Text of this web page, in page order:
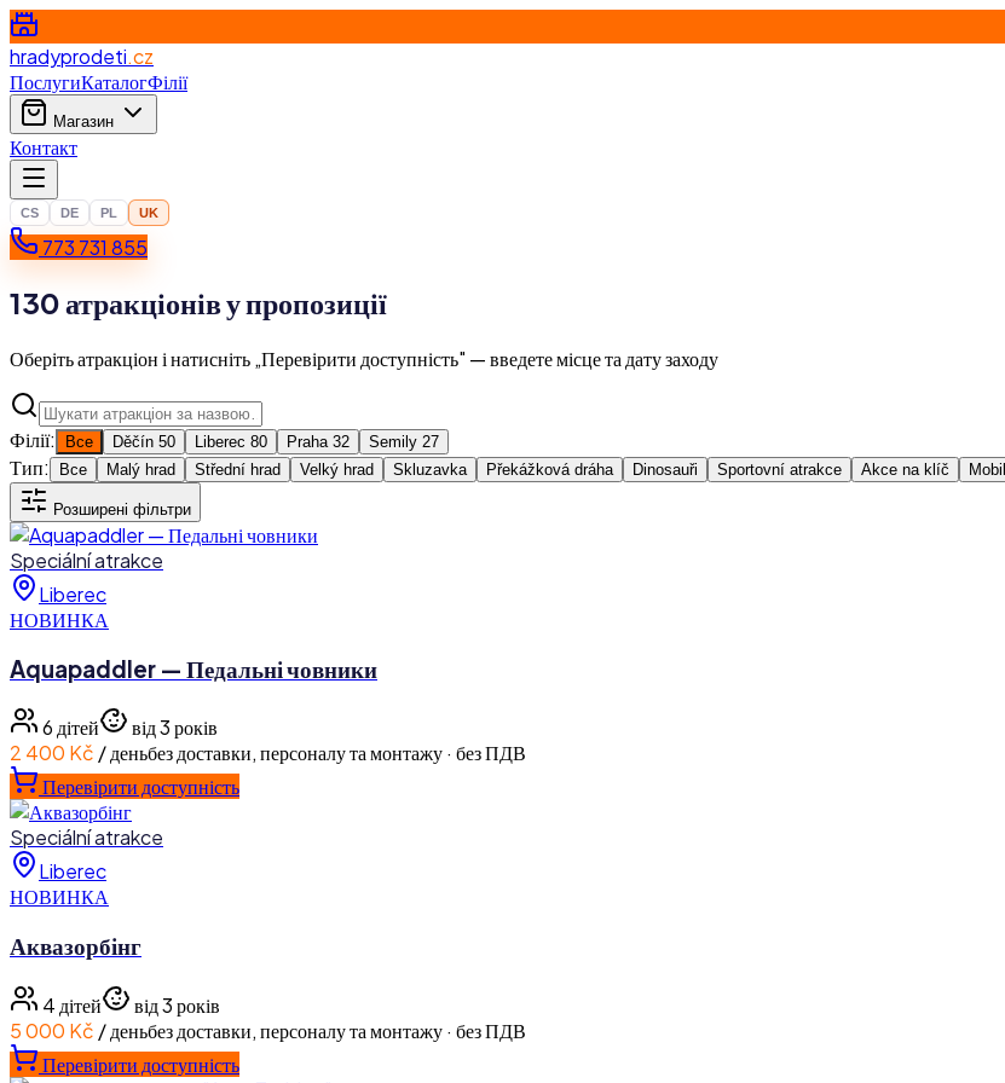
hradyprodeti.cz
ПослугиКаталогФілії
Магазин
Контакт
CS DE PL UK
773 731 855
130 атракціонів у пропозиції
Оберіть атракціон і натисніть „Перевірити доступність" — введете місце та дату заходу
Філії: Все Děčín 50 Liberec 80 Praha 32 Semily 27
Тип: Все Malý hrad Střední hrad Velký hrad Skluzavka Překážková dráha Dinosauři Sportovní atrakce Akce na klíč
Розширені фільтри
Speciální atrakce
Liberec
НОВИНКА
Aquapaddler — Педальні човники
6дітей
від 3 років
2 400 Kč / деньбез доставки, персоналу та монтажу · без ПДВ
Перевірити доступність
Speciální atrakce
Liberec
НОВИНКА
Аквазорбінг
4 дітей
від 3 років
5 000 Kč / деньбез доставки, персоналу та монтажу · без ПДВ
Перевірити доступність